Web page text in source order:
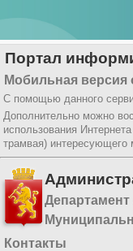
Портал
Мобильная версия
С помощью данного
Дополнительно можно
использования
трамвая) интересующего
Контакты